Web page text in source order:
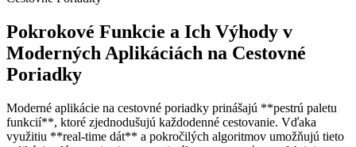
Pokrokové Funkcie a Ich Výhody v
Moderných Aplikáciách na Cestovné
Poriadky
Moderné aplikácie na cestovné poriadky prinášajú **pestrú paletu
funkcií**, ktoré zjednodušujú každodenné cestovanie. Vďaka
využitiu **real-time dát** a pokročilých algoritmov umožňujú tieto